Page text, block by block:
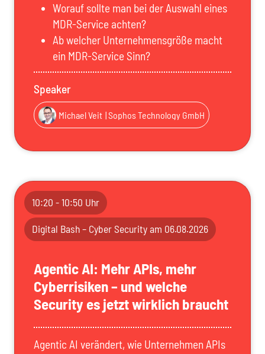
Worauf sollte man bei der Auswahl eines
MDR-Service achten?
Ab welcher Unternehmensgröße macht
ein MDR-Service Sinn?
Speaker
Michael Veit | Sophos Technology GmbH
10:20 - 10:50 Uhr
Digital Bash – Cyber Security am 06.08.2026
Agentic AI: Mehr APIs, mehr
Cyberrisiken – und welche
Security es jetzt wirklich braucht
Agentic AI verändert, wie Unternehmen APIs